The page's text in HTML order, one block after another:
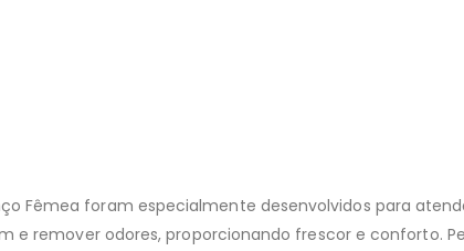
Fêmea foram especialmente desenvolvidos para
e remover odores, proporcionando frescor e conforto.